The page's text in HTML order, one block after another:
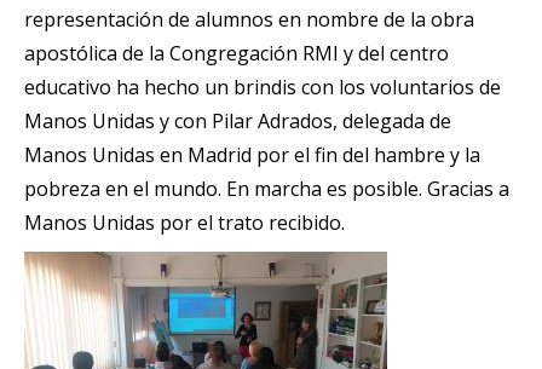
representación de alumnos en nombre de la obra
apostólica de la Congregación RMI y del centro
educativo ha hecho un brindis con los voluntarios de
Manos Unidas y con Pilar Adrados, delegada de
Manos Unidas en Madrid por el fin del hambre y la
pobreza en el mundo. En marcha es posible. Gracias a
Manos Unidas por el trato recibido.